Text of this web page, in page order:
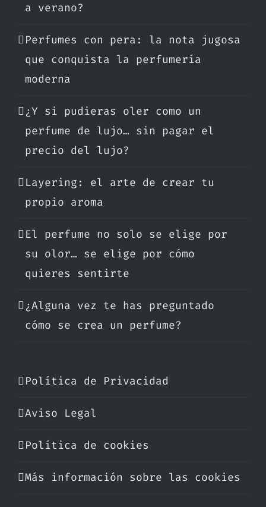
a verano?
Perfumes con pera: la nota jugosa
que conquista la perfumería
moderna
¿Y si pudieras oler como un
perfume de lujo… sin pagar el
precio del lujo?
Layering: el arte de crear tu
propio aroma
El perfume no solo se elige por
su olor… se elige por cómo
quieres sentirte
¿Alguna vez te has preguntado
cómo se crea un perfume?
Política de Privacidad
Aviso Legal
Política de cookies
Más información sobre las cookies